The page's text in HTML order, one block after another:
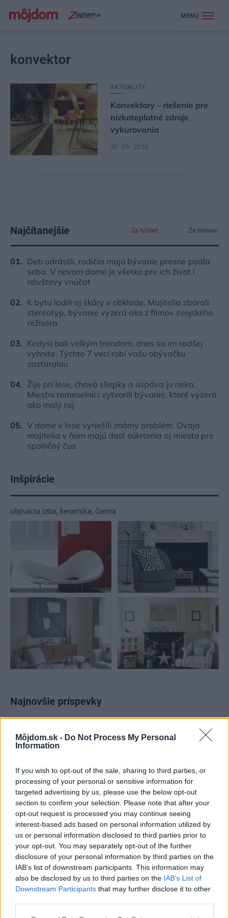
Môjdom.sk - Do Not Process My Personal
Information
If you wish to opt-out of the sale, sharing to third parties, or
processing of your personal or sensitive information for
targeted advertising by us, please use the below opt-out
section to confirm your selection. Please note that after your
opt-out request is processed you may continue seeing
interest-based ads based on personal information utilized by
us or personal information disclosed to third parties prior to
your opt-out. You may separately opt-out of the further
disclosure of your personal information by third parties on the
IAB’s list of downstream participants. This information may
also be disclosed by us to third parties on the IAB’s List of
Downstream Participants that may further disclose it to other
MENU
konvektor
AKTUALITY
Konvektory – riešenie pre
nízkoteplotné zdroje
vykurovania
30. 09. 2020
Najčítanejšie Za týždeň Za mesiac
Deti odrástli, rodičia majú bývanie presne podľa
seba. V novom dome je všetko pre ich život i
návštevy vnúčat
K bytu ladili aj škáry v obklade. Majitelia zbúrali
stereotyp, bývanie vyzerá ako z filmov svojského
režiséra
Kedysi boli veľkým trendom, dnes sa im radšej
vyhnite. Týchto 7 vecí robí vašu obývačku
zastaralou
Žije pri lese, chová sliepky a uspáva ju rieka.
Miestni remeselníci vytvorili bývanie, ktoré vyzerá
ako malý raj
V dome v lese vyriešili známy problém. Dvaja
majitelia v ňom majú dosť súkromia aj miesto pre
spoločný čas
Inšpirácie
obývacia izba, keramika, čierna
Najnovšie príspevky
Re: Takto sa rieši málo úložného miesta. V tomto byte
stačil jeden prvok | Môjdom.sk
Re: Takto sa rieši málo úložného miesta. V tomto byte
stačil jeden prvok | Môjdom.sk
Dizajn je to nádherný, tá brezová preglejka a čisté línie vyzerajú super.
Ale vždy, keď…
Re: Toto je najväčší mýtus pri ošetrení dreva a môže vás
vyjsť draho. Ako ho ochrániť pred hnitím a škodcami?
clovek by cakal ze vysusene drahe drevo bolo predtym naparovane aby
sa zbavilo zarodkov skodcov...